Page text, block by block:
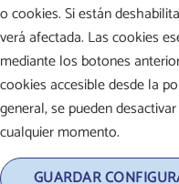
o cookies. Si están
verá afectada. Las cookies
mediante los botones
cookies accesible desde la
general, se pueden
cualquier momento.
GUARDAR